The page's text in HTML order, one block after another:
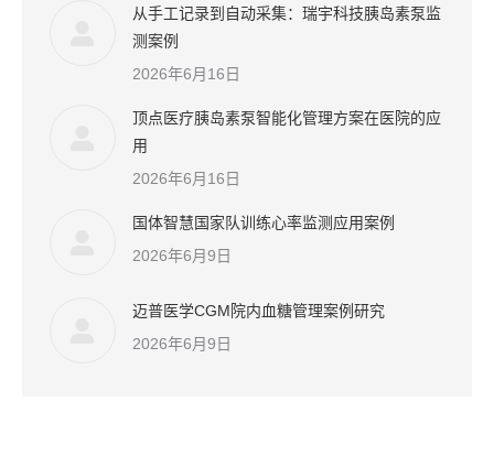
从手工记录到自动采集：瑞宇科技胰岛素泵监
测案例
2026年6月16日
顶点医疗胰岛素泵智能化管理方案在医院的应
用
2026年6月16日
国体智慧国家队训练心率监测应用案例
2026年6月9日
迈普医学CGM院内血糖管理案例研究
2026年6月9日